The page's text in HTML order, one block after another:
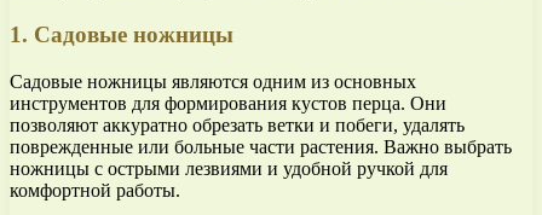
1. Садовые ножницы
Садовые ножницы являются одним из основных
инструментов для формирования кустов перца. Они
позволяют аккуратно обрезать ветки и побеги, удалять
поврежденные или больные части растения. Важно выбрать
ножницы с острыми лезвиями и удобной ручкой для
комфортной работы.